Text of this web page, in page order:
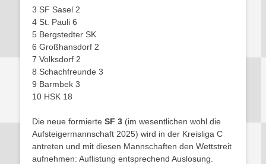
3 SF Sasel 2
4 St. Pauli 6
5 Bergstedter SK
6 Großhansdorf 2
7 Volksdorf 2
8 Schachfreunde 3
9 Barmbek 3
10 HSK 18
Die neue formierte SF 3 (im wesentlichen wohl die
Aufsteigermannschaft 2025) wird in der Kreisliga C
antreten und mit diesen Mannschaften den Wettstreit
aufnehmen: Auflistung entsprechend Auslosung.